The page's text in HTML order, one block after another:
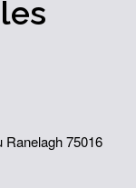
les
Ranelagh75016